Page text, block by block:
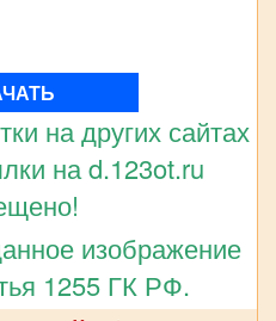
на других сайтах
на d.123ot.ru
изображение
1255 ГК РФ.